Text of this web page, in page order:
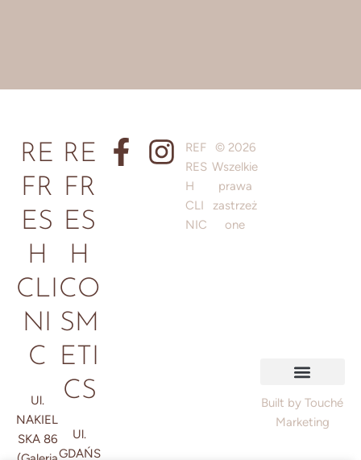
RE
FR
ES
H
CLI
NI
C
Ul.
NAKIEL
SKA 86
RE
FR
ES
H
CO
SM
ETI
CS
Ul.
GDAŃS
REF
RES
H
CLI
NIC
© 2026
Wszelkie
prawa
zastrzeż
one
Built by Touché
Marketing